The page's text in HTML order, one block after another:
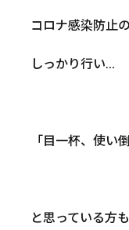
コロナ感染防止
しっかり行い…
「目一杯、使い
と思っている方